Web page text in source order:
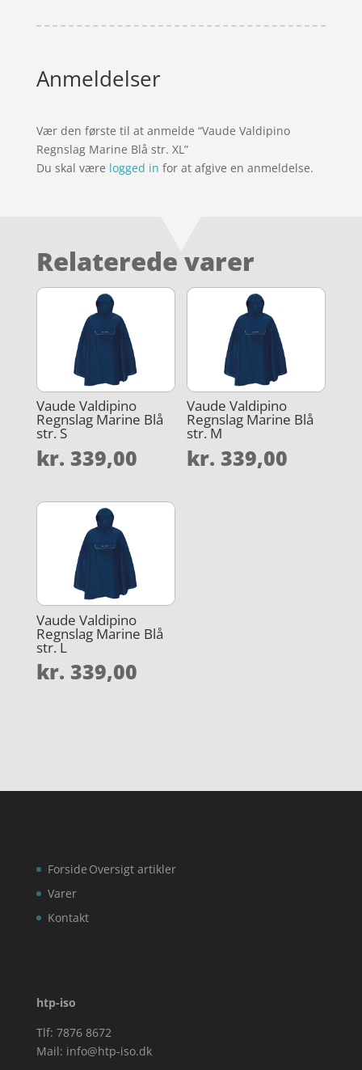
Anmeldelser
Vær den første til at anmelde “Vaude Valdipino
Regnslag Marine Blå str. XL”
Du skal være logged in for at afgive en anmeldelse.
Relaterede varer
Vaude Valdipino
Regnslag Marine Blå
str. S
kr. 339,00
Vaude Valdipino
Regnslag Marine Blå
str. M
kr. 339,00
Vaude Valdipino
Regnslag Marine Blå
str. L
kr. 339,00
Forside
Varer
Kontakt
Oversigt artikler
htp-iso
Tlf: 7876 8672
Mail: info@htp-iso.dk